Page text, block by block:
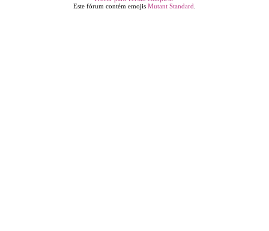
Este fórum contém emojis Mutant Standard